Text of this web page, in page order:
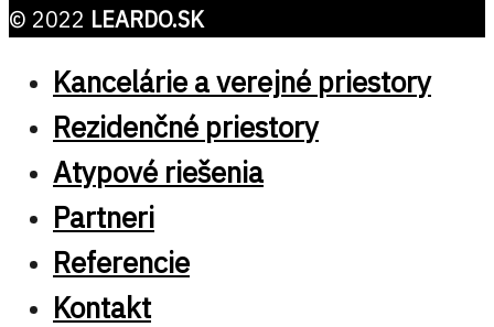
© 2022 LEARDO.SK
Kancelárie a verejné priestory
Rezidenčné priestory
Atypové riešenia
Partneri
Referencie
Kontakt